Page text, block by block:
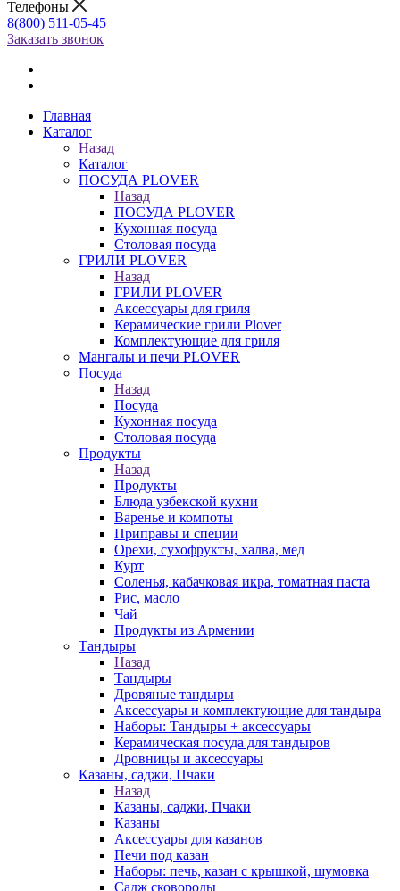
Телефоны
8(800) 511-05-45
Заказать звонок
Главная
Каталог
Назад
Каталог
ПОСУДА PLOVER
Назад
ПОСУДА PLOVER
Кухонная посуда
Столовая посуда
ГРИЛИ PLOVER
Назад
ГРИЛИ PLOVER
Аксессуары для гриля
Керамические грили Plover
Комплектующие для гриля
Мангалы и печи PLOVER
Посуда
Назад
Посуда
Кухонная посуда
Столовая посуда
Продукты
Назад
Продукты
Блюда узбекской кухни
Варенье и компоты
Приправы и специи
Орехи, сухофрукты, халва, мед
Курт
Соленья, кабачковая икра, томатная паста
Рис, масло
Чай
Продукты из Армении
Тандыры
Назад
Тандыры
Дровяные тандыры
Аксессуары и комплектующие для тандыра
Наборы: Тандыры + аксессуары
Керамическая посуда для тандыров
Дровницы и аксессуары
Казаны, саджи, Пчаки
Назад
Казаны, саджи, Пчаки
Казаны
Аксессуары для казанов
Печи под казан
Наборы: печь, казан с крышкой, шумовка
Садж сковороды